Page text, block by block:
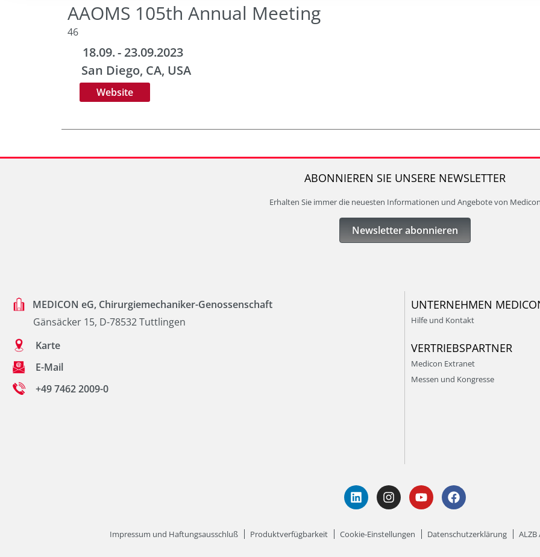
AAOMS 105th Annual Meeting
46
18.09.- 23.09.2023
San Diego, CA, USA
Website
ABONNIEREN SIE UNSERE NEWSLETTER
Erhalten Sie immer die neuesten Informationen und Angebote von
Newsletter abonnieren
MEDICON eG, Chirurgiemechaniker-Genossenschaft
Gänsäcker 15, D-78532 Tuttlingen
Karte
E-Mail
+49 7462 2009-0
UNTERNEHMEN
Hilfe und Kontakt
VERTRIEBSPARTNER
Medicon Extranet
Messen und Kongresse
Impressum und Haftungsausschluß Produktverfügbarkeit Cookie-Einstellungen Datenschutzerklärung